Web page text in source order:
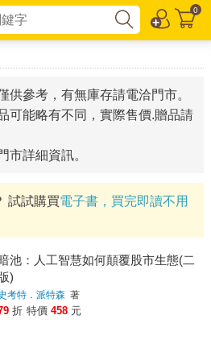
0
參考，有無庫存請電洽門市。
可能略有不同，實際售價.贈品請
詳細資訊。
試試購買電子書，買完即讀不用
池：人工智慧如何顛覆股市生態(二
)
考特．派特森 著
折 特價 458 元